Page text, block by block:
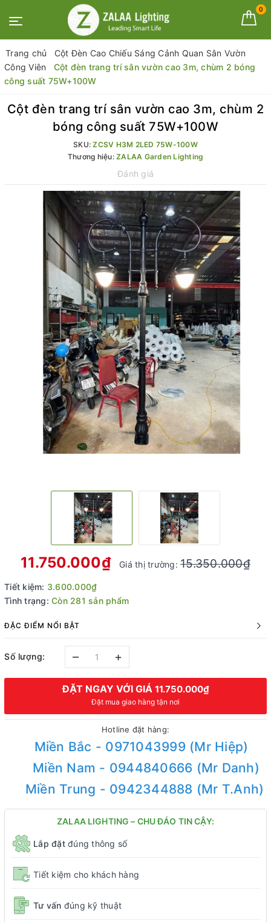
0
Trang chủ
Cột Đèn Cao Chiếu Sáng Cảnh Quan Sân Vườn
Công Viên
Cột đèn trang trí sân vườn cao 3m, chùm 2 bóng
công suất 75W+100W
Cột đèn trang trí sân vườn cao 3m, chùm 2
bóng công suất 75W+100W
SKU:ZCSV H3M 2LED 75W-100W
Thương hiệu: ZALAA Garden Lighting
Đánh giá
11.750.000₫ Giá thị trường:15.350.000₫
Tiết kiệm: 3.600.000₫
Tình trạng: Còn 281 sản phẩm
ĐẶC ĐIỂM NỔI BẬT
Số lượng: – +
ĐẶT NGAY VỚI GIÁ 11.750.000₫
Đặt mua giao hàng tận nơi
Hotline đặt hàng:
Miền Bắc - 0971043999 (Mr Hiệp)
Miền Nam - 0944840666 (Mr Danh)
Miền Trung - 0942344888 (Mr T.Anh)
ZALAA LIGHTING – CHU ĐÁO TIN CẬY:
Lắp đặtđúng thông số
Tiết kiệm cho khách hàng
Tư vấn đúng kỹ thuật